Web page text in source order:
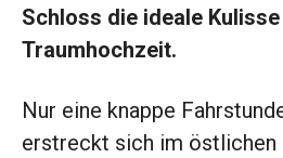
Schloss die ideale
Traumhochzeit.
Nur eine knappe
erstreckt sich im östlichen